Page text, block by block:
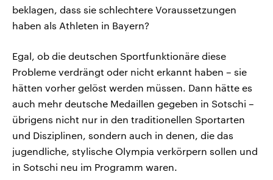
beklagen, dass sie schlechtere Voraussetzungen
haben als Athleten in Bayern?
Egal, ob die deutschen Sportfunktionäre diese
Probleme verdrängt oder nicht erkannt haben – sie
hätten vorher gelöst werden müssen. Dann hätte es
auch mehr deutsche Medaillen gegeben in Sotschi –
übrigens nicht nur in den traditionellen Sportarten
und Disziplinen, sondern auch in denen, die das
jugendliche, stylische Olympia verkörpern sollen und
in Sotschi neu im Programm waren.